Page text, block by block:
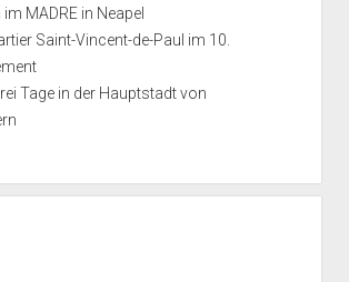
MADRE in Neapel
Saint-Vincent-de-Paul im 10.
Tage in der Hauptstadt von